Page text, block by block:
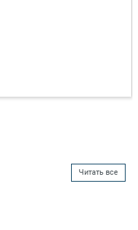
Читать все